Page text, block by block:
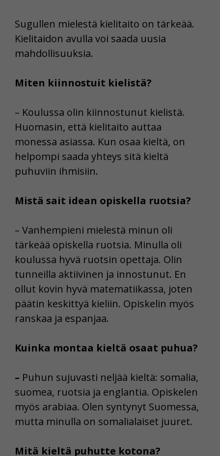
Sugullen mielestä kielitaito on tärkeää.
Kielitaidon avulla voi saada uusia
mahdollisuuksia.
Miten kiinnostuit kielistä?
– Koulussa olin kiinnostunut kielistä.
Huomasin, että kielitaito auttaa
monessa asiassa. Kun osaa kieltä, on
helpompi saada yhteys sitä kieltä
puhuviin ihmisiin.
Mistä sait idean opiskella ruotsia?
– Vanhempieni mielestä minun oli
tärkeää opiskella ruotsia. Minulla oli
koulussa hyvä ruotsin opettaja. Olin
tunneilla aktiivinen ja innostunut. En
ollut kovin hyvä matematiikassa, joten
päätin keskittyä kieliin. Opiskelin myös
ranskaa ja espanjaa.
Kuinka montaa kieltä osaat puhua?
– Puhun sujuvasti neljää kieltä: somalia,
suomea, ruotsia ja englantia. Opiskelen
myös arabiaa. Olen syntynyt Suomessa,
mutta minulla on somalialaiset juuret.
Mitä kieltä puhutte kotona?